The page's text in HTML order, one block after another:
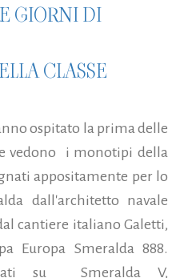
GIORNI DI
CLASSE
ospitato la prima delle
vedono i monotipi della
appositamente per lo
dall'architetto navale
cantiere italiano Galetti,
Europa Smeralda 888.
su Smeralda V,